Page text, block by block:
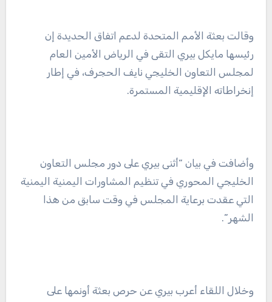
وقالت بعثة الأمم المتحدة لدعم اتفاق الحديدة إن
رئيسها مايكل بيري التقى في الرياض الأمين العام
لمجلس التعاون الخليجي نايف الحجرف، في إطار
إنخراطاته الإقليمية المستمرة.
‏وأضافت في بيان “أثنى بيري على دور مجلس التعاون
الخليجي المحوري في تنظيم المشاورات اليمنية اليمنية
التي عقدت برعاية المجلس في وقت سابق من هذا
الشهر”.
وخلال اللقاء أعرب بيري عن حرص بعثة أونمها على